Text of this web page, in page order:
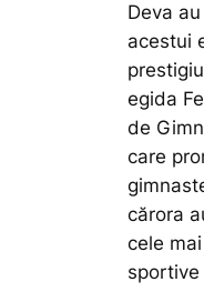
Deva
acestui
egida
de
care
cărora
cele